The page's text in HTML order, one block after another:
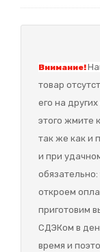
Внимание!
товар
его на
этого жмите
так же как и
и при
откроем
приготовим
СДЭКом в
время и